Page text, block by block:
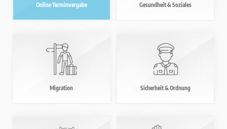
Online Terminvergabe Gesundheit& Soziales
Migration Sicherheit& Ordnung